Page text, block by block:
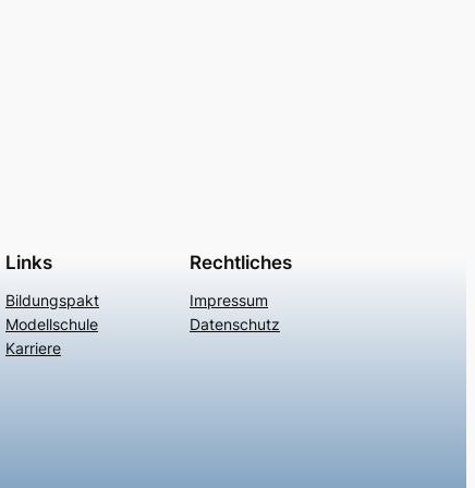
Links
Bildungspakt
Modellschule
Karriere
Rechtliches
Impressum
Datenschutz